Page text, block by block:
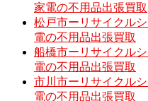
家電の不用品出張買取
松戸市ーリサイクル
電の不用品出張買取
船橋市ーリサイクル
電の不用品出張買取
市川市ーリサイクル
電の不用品出張買取